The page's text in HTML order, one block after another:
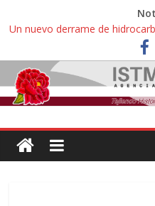
Un nuevo derrame de
ahora pescadores de Salinas
Pemex
Ángel, el joven autista
Ixtepec, Oaxaca vuelve a las
Familiares de periodista
intelectuales de su asesinato
Alertan pescadores de